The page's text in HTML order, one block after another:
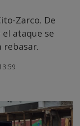
Zarco. De
ataque se